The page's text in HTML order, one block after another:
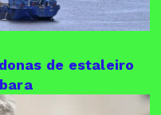
de estaleiro